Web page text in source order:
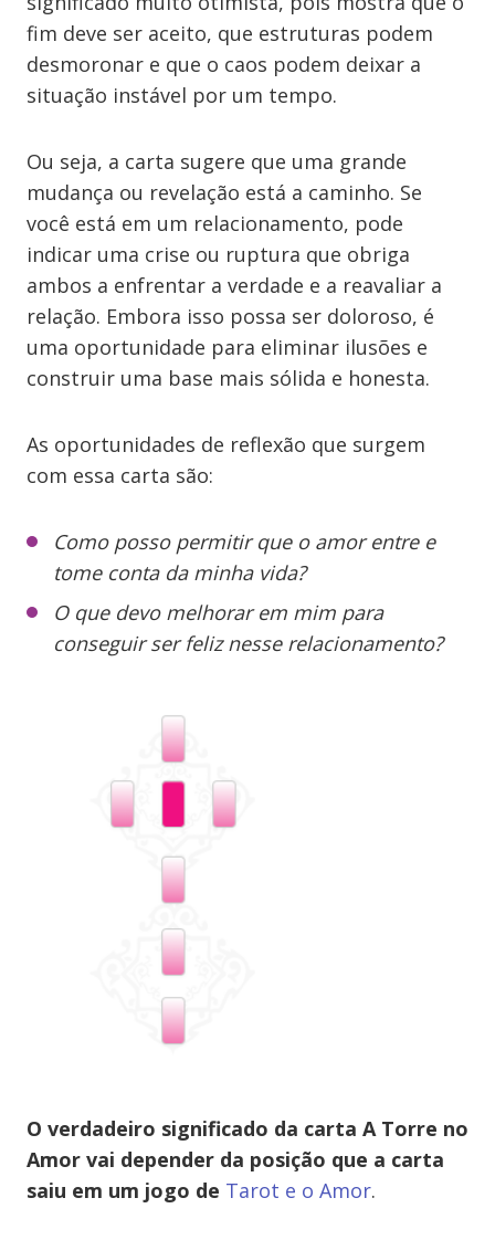
fim deve ser aceito, que estruturas podem
desmoronar e que o caos podem deixar a
situação instável por um tempo.
Ou seja, a carta sugere que uma grande
mudança ou revelação está a caminho. Se
você está em um relacionamento, pode
indicar uma crise ou ruptura que obriga
ambos a enfrentar a verdade e a reavaliar a
relação. Embora isso possa ser doloroso, é
uma oportunidade para eliminar ilusões e
construir uma base mais sólida e honesta.
As oportunidades de reflexão que surgem
com essa carta são:
Como posso permitir que o amor entre e
tome conta da minha vida?
O que devo melhorar em mim para
conseguir ser feliz nesse relacionamento?
O verdadeiro significado da carta A Torre no
Amor vai depender da posição que a carta
saiu em um jogo de Tarot e o Amor.